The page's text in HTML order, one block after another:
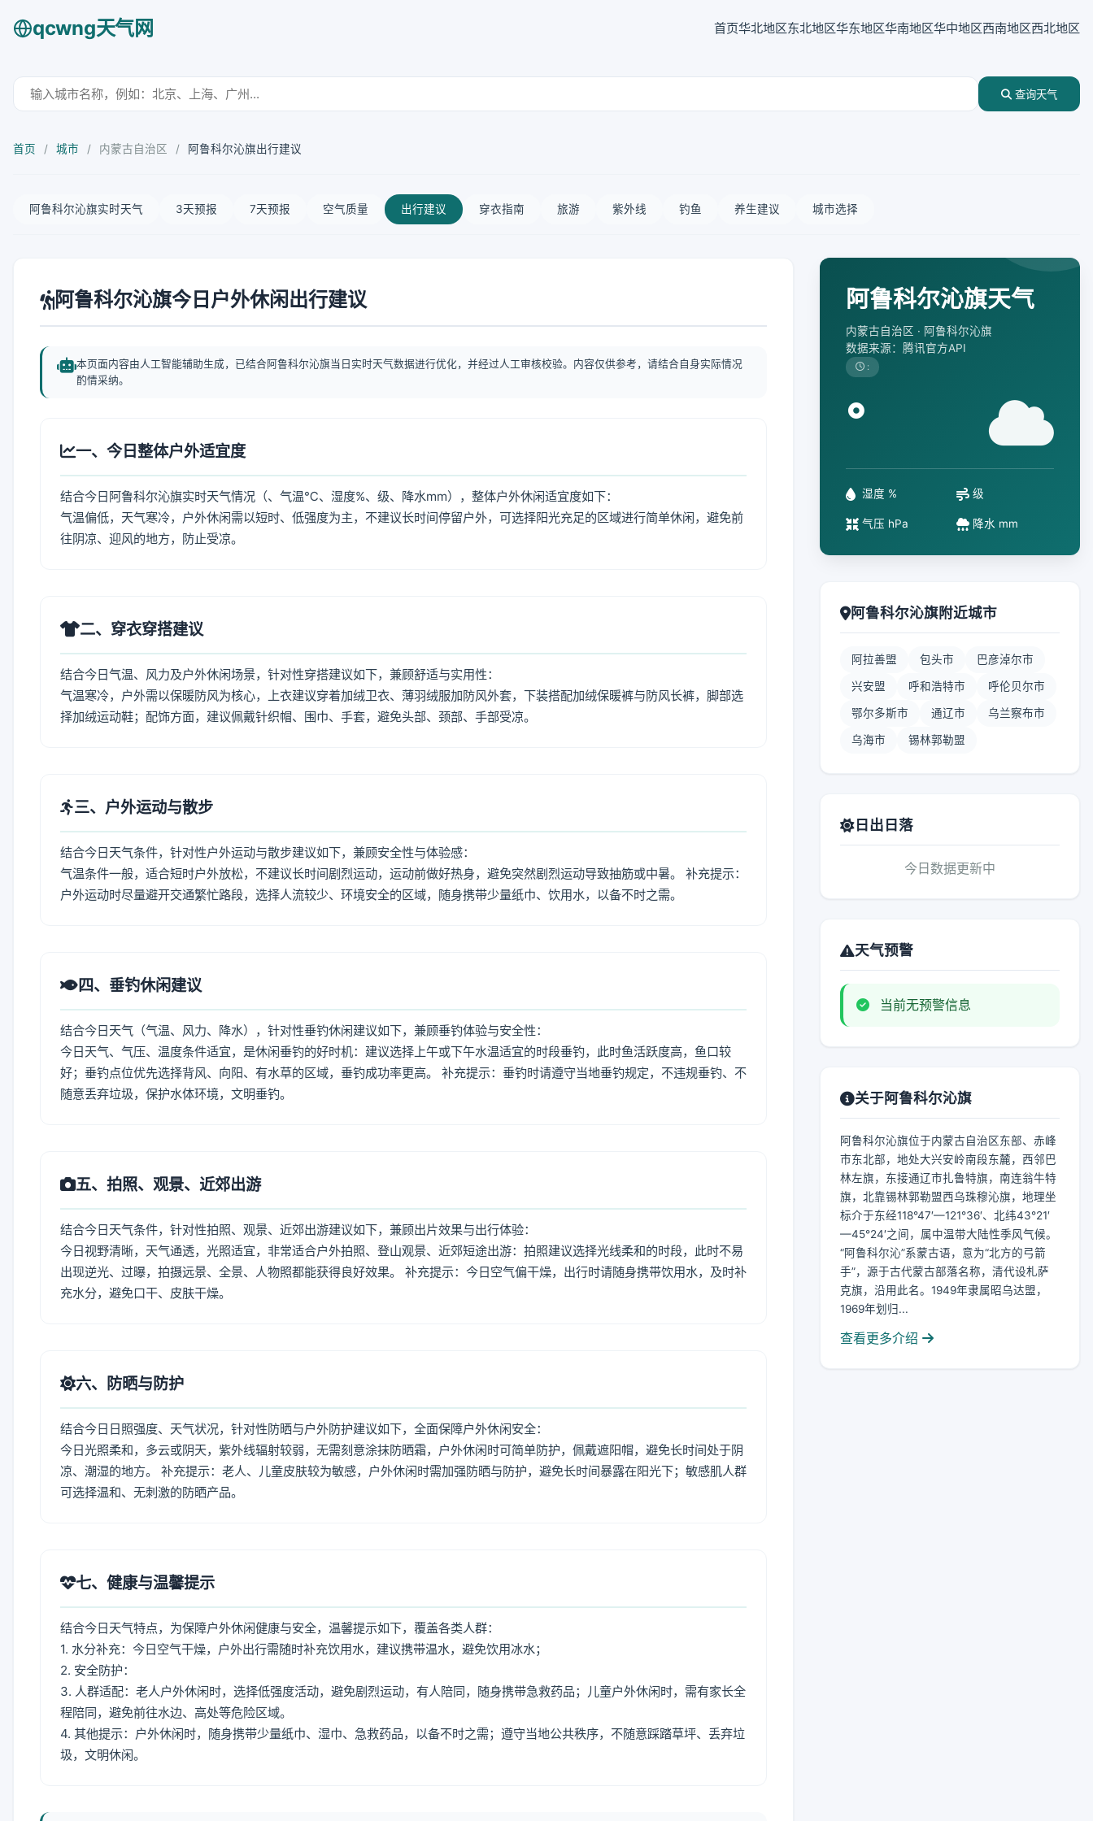
qcwng天气网 首页华北地区东北地区华东地区华南地区华中地区西南地区西北地区
查询天气
首页 / 城市 / 内蒙古自治区 / 阿鲁科尔沁旗出行建议
阿鲁科尔沁旗实时天气 3天预报 7天预报 空气质量 出行建议 穿衣指南 旅游 紫外线 钓鱼 养生建议 城市选择
阿鲁科尔沁旗今日户外休闲出行建议
本页面内容由人工智能辅助生成，已结合阿鲁科尔沁旗当日实时天气数据进行优化，并经过人工审核校验。内容仅供参考，请结合自身实际情况
酌情采纳。
一、今日整体户外适宜度
结合今日阿鲁科尔沁旗实时天气情况（、气温℃、湿度%、级、降水mm），整体户外休闲适宜度如下：
气温偏低，天气寒冷，户外休闲需以短时、低强度为主，不建议长时间停留户外，可选择阳光充足的区域进行简单休闲，避免前
往阴凉、迎风的地方，防止受凉。
二、穿衣穿搭建议
结合今日气温、风力及户外休闲场景，针对性穿搭建议如下，兼顾舒适与实用性：
气温寒冷，户外需以保暖防风为核心，上衣建议穿着加绒卫衣、薄羽绒服加防风外套，下装搭配加绒保暖裤与防风长裤，脚部选
择加绒运动鞋；配饰方面，建议佩戴针织帽、围巾、手套，避免头部、颈部、手部受凉。
三、户外运动与散步
结合今日天气条件，针对性户外运动与散步建议如下，兼顾安全性与体验感：
气温条件一般，适合短时户外放松，不建议长时间剧烈运动，运动前做好热身，避免突然剧烈运动导致抽筋或中暑。 补充提示：
户外运动时尽量避开交通繁忙路段，选择人流较少、环境安全的区域，随身携带少量纸巾、饮用水，以备不时之需。
四、垂钓休闲建议
结合今日天气（气温、风力、降水），针对性垂钓休闲建议如下，兼顾垂钓体验与安全性：
今日天气、气压、温度条件适宜，是休闲垂钓的好时机：建议选择上午或下午水温适宜的时段垂钓，此时鱼活跃度高，鱼口较
好；垂钓点位优先选择背风、向阳、有水草的区域，垂钓成功率更高。 补充提示：垂钓时请遵守当地垂钓规定，不违规垂钓、不
随意丢弃垃圾，保护水体环境，文明垂钓。
五、拍照、观景、近郊出游
结合今日天气条件，针对性拍照、观景、近郊出游建议如下，兼顾出片效果与出行体验：
今日视野清晰，天气通透，光照适宜，非常适合户外拍照、登山观景、近郊短途出游：拍照建议选择光线柔和的时段，此时不易
出现逆光、过曝，拍摄远景、全景、人物照都能获得良好效果。 补充提示：今日空气偏干燥，出行时请随身携带饮用水，及时补
充水分，避免口干、皮肤干燥。
六、防晒与防护
结合今日日照强度、天气状况，针对性防晒与户外防护建议如下，全面保障户外休闲安全：
今日光照柔和，多云或阴天，紫外线辐射较弱，无需刻意涂抹防晒霜，户外休闲时可简单防护，佩戴遮阳帽，避免长时间处于阴
凉、潮湿的地方。 补充提示：老人、儿童皮肤较为敏感，户外休闲时需加强防晒与防护，避免长时间暴露在阳光下；敏感肌人群
可选择温和、无刺激的防晒产品。
七、健康与温馨提示
结合今日天气特点，为保障户外休闲健康与安全，温馨提示如下，覆盖各类人群：
1. 水分补充：今日空气干燥，户外出行需随时补充饮用水，建议携带温水，避免饮用冰水；
2. 安全防护：
3. 人群适配：老人户外休闲时，选择低强度活动，避免剧烈运动，有人陪同，随身携带急救药品；儿童户外休闲时，需有家长全
程陪同，避免前往水边、高处等危险区域。
4. 其他提示：户外休闲时，随身携带少量纸巾、湿巾、急救药品，以备不时之需；遵守当地公共秩序，不随意踩踏草坪、丢弃垃
圾，文明休闲。
阿鲁科尔沁旗天气
内蒙古自治区 · 阿鲁科尔沁旗
数据来源：腾讯官方API
:
°
湿度 % 级
气压 hPa 降水 mm
阿鲁科尔沁旗附近城市
阿拉善盟 包头市 巴彦淖尔市
兴安盟 呼和浩特市 呼伦贝尔市
鄂尔多斯市 通辽市 乌兰察布市
乌海市 锡林郭勒盟
日出日落
今日数据更新中
天气预警
当前无预警信息
关于阿鲁科尔沁旗
阿鲁科尔沁旗位于内蒙古自治区东部、赤峰
市东北部，地处大兴安岭南段东麓，西邻巴
林左旗，东接通辽市扎鲁特旗，南连翁牛特
旗，北靠锡林郭勒盟西乌珠穆沁旗，地理坐
标介于东经118°47′—121°36′、北纬43°21′
—45°24′之间，属中温带大陆性季风气候。
“阿鲁科尔沁”系蒙古语，意为“北方的弓箭
手”，源于古代蒙古部落名称，清代设札萨
克旗，沿用此名。1949年隶属昭乌达盟，
1969年划归...
查看更多介绍